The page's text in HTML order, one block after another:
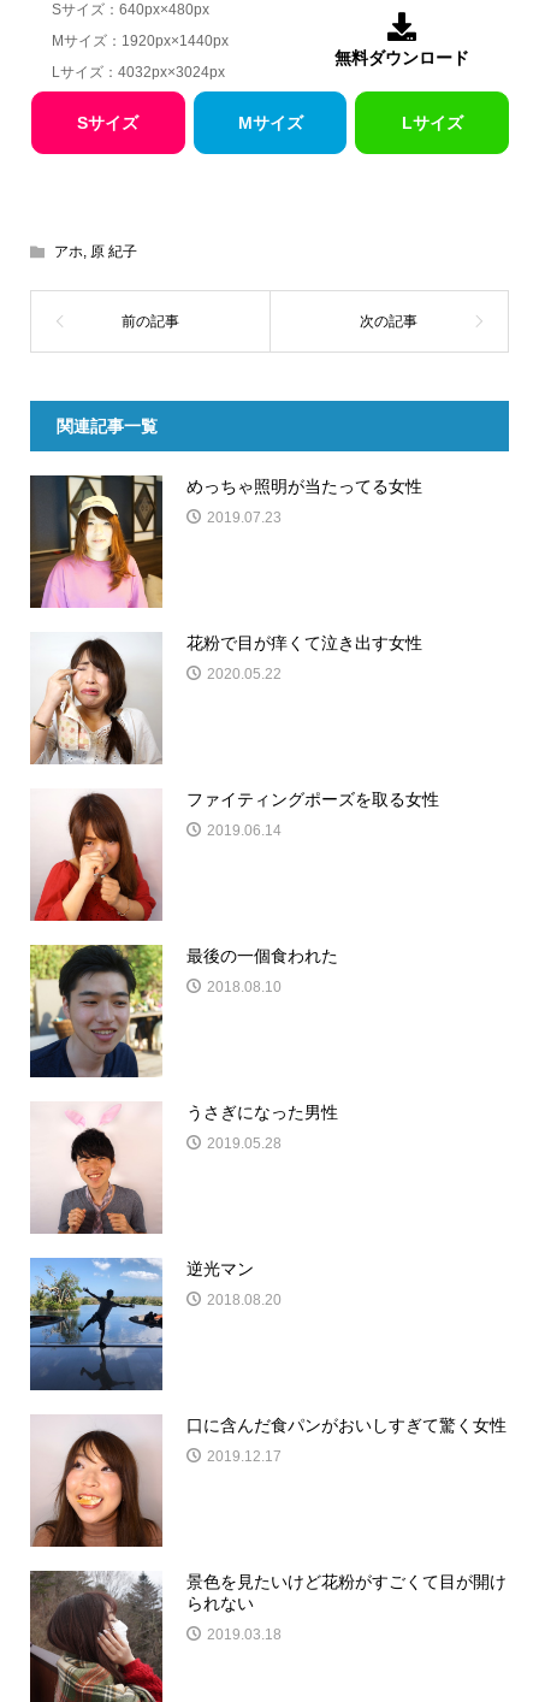
Sサイズ：640px×480px
Mサイズ：1920px×1440px
Lサイズ：4032px×3024px

無料ダウンロード
Sサイズ Mサイズ Lサイズ
アホ, 原 紀子
関連記事一覧
めっちゃ照明が当たってる女性
2019.07.23
花粉で目が痒くて泣き出す女性
2020.05.22
ファイティングポーズを取る女性
2019.06.14
最後の一個食われた
2018.08.10
うさぎになった男性
2019.05.28
逆光マン
2018.08.20
口に含んだ食パンがおいしすぎて驚く女性
2019.12.17
景色を見たいけど花粉がすごくて目が開け
られない
2019.03.18